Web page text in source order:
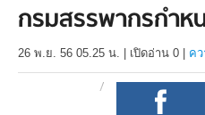
กรมสรรพากรกำห
26 พ.ย. 56 05.25 น. เปิดอ่าน 0 ค